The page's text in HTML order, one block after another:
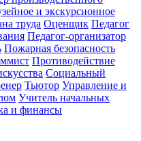
и экскурсионное
труда Оценщик Педагог
Педагог-организатор
Пожарная безопасность
Противодействие
Социальный
Тьютор Управление и
Учитель начальных
и финансы